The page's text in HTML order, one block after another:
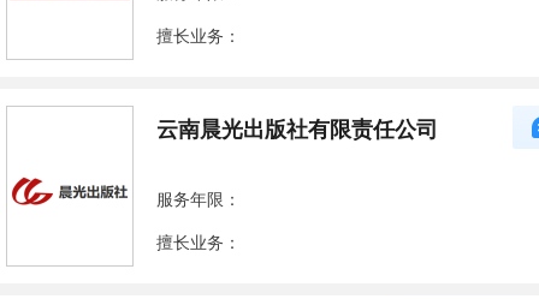
擅长业务：
云南晨光出版社有限责任公司
服务年限：
擅长业务：